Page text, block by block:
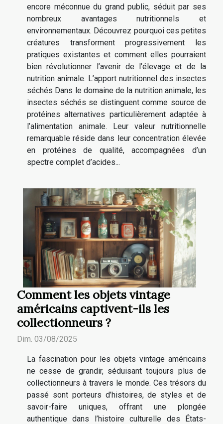
encore méconnue du grand public, séduit par ses
nombreux avantages nutritionnels et
environnementaux. Découvrez pourquoi ces petites
créatures transforment progressivement les
pratiques existantes et comment elles pourraient
bien révolutionner l’avenir de l’élevage et de la
nutrition animale. L’apport nutritionnel des insectes
séchés Dans le domaine de la nutrition animale, les
insectes séchés se distinguent comme source de
protéines alternatives particulièrement adaptée à
l’alimentation animale. Leur valeur nutritionnelle
remarquable réside dans leur concentration élevée
en protéines de qualité, accompagnées d’un
spectre complet d’acides...
Comment les objets vintage
américains captivent-ils les
collectionneurs ?
Dim. 03/08/2025
La fascination pour les objets vintage américains
ne cesse de grandir, séduisant toujours plus de
collectionneurs à travers le monde. Ces trésors du
passé sont porteurs d’histoires, de styles et de
savoir-faire uniques, offrant une plongée
authentique dans l’histoire culturelle des États-